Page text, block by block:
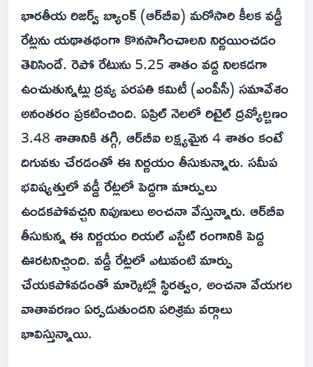
భారతీయ రిజర్వ్ బ్యాంక్ (ఆర్‌బీఐ) మరోసారి కీలక వడ్డీ
రేట్లను యథాతథంగా కొనసాగించాలని నిర్ణయించడం
తెలిసిందే. రెపో రేటును 5.25 శాతం వద్ద నిలకడగా
ఉంచుతున్నట్లు ద్రవ్య పరపతి కమిటీ (ఎంపీసీ) సమావేశం
అనంతరం ప్రకటించింది. ఏప్రిల్ నెలలో రిటైల్ ద్రవ్యోల్బణం
3.48 శాతానికి తగ్గి, ఆర్‌బీఐ లక్ష్యమైన 4 శాతం కంటే
దిగువకు చేరడంతో ఈ నిర్ణయం తీసుకున్నారు. సమీప
భవిష్యత్తులో వడ్డీ రేట్లలో పెద్దగా మార్పులు
ఉండకపోవచ్చని నిపుణులు అంచనా వేస్తున్నారు. ఆర్‌బీఐ
తీసుకున్న ఈ నిర్ణయం రియల్ ఎస్టేట్ రంగానికి పెద్ద
ఊరటనిచ్చింది. వడ్డీ రేట్లలో ఎటువంటి మార్పు
చేయకపోవడంతో మార్కెట్లో స్థిరత్వం, అంచనా వేయగల
వాతావరణం ఏర్పడుతుందని పరిశ్రమ వర్గాలు
భావిస్తున్నాయి.